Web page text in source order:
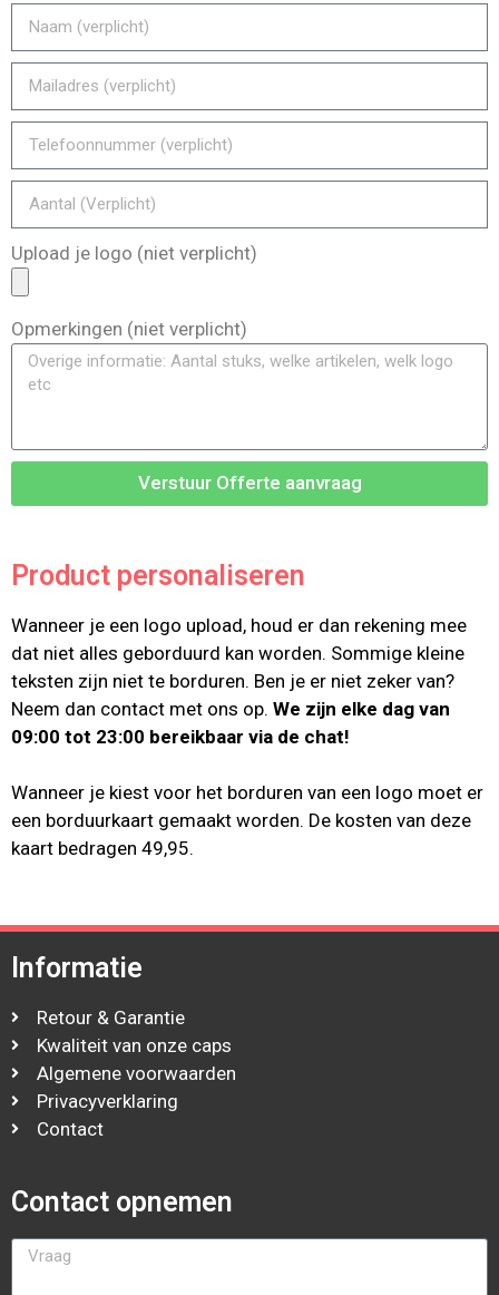
Upload je logo (niet verplicht)
Opmerkingen (niet verplicht)
Verstuur Offerte aanvraag
Product personaliseren
Wanneer je een logo upload, houd er dan rekening mee
dat niet alles geborduurd kan worden. Sommige kleine
teksten zijn niet te borduren. Ben je er niet zeker van?
Neem dan contact met ons op. We zijn elke dag van
09:00 tot 23:00 bereikbaar via de chat!
Wanneer je kiest voor het borduren van een logo moet er
een borduurkaart gemaakt worden. De kosten van deze
kaart bedragen 49,95.
Informatie
Retour & Garantie
Kwaliteit van onze caps
Algemene voorwaarden
Privacyverklaring
Contact
Contact opnemen